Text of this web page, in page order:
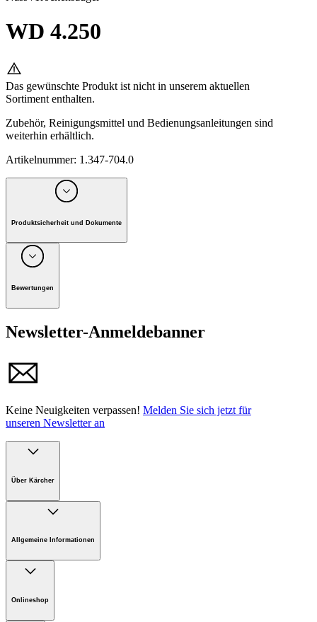
WD 4.250
Das gewünschte Produkt ist nicht in unserem aktuellen
Sortiment enthalten.
Zubehör, Reinigungsmittel und Bedienungsanleitungen sind
weiterhin erhältlich.
Artikelnummer: 1.347-704.0
Produktsicherheit und Dokumente
Unternehmen: Alfred Kärcher GmbH, Maculangasse 4, A-
1220 Wien
Handbuch
Bewertungen
Newsletter-Anmeldebanner
Keine Neuigkeiten verpassen! Melden Sie sich jetzt für
unseren Newsletter an
Über Kärcher
Unternehmen
Nachhaltigkeit
Allgemeine Informationen
Onlineshop